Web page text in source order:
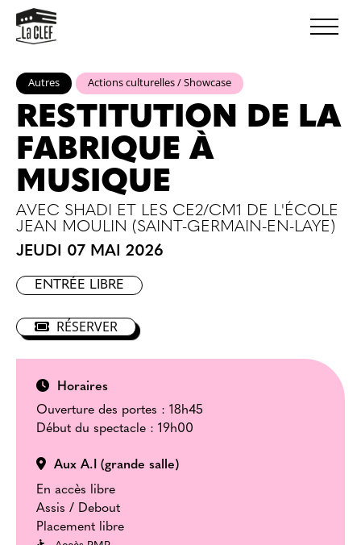
Autres Actions culturelles / Showcase
RESTITUTION DE LA
FABRIQUE À
MUSIQUE
AVEC SHADI ET LES CE2/CM1 DE L'ÉCOLE
JEAN MOULIN (SAINT-GERMAIN-EN-LAYE)
JEUDI 07 MAI 2026
ENTRÉE LIBRE
RÉSERVER
Horaires
Ouverture des portes : 18h45
Début du spectacle : 19h00
Aux A.I (grande salle)
En accès libre
Assis / Debout
Placement libre